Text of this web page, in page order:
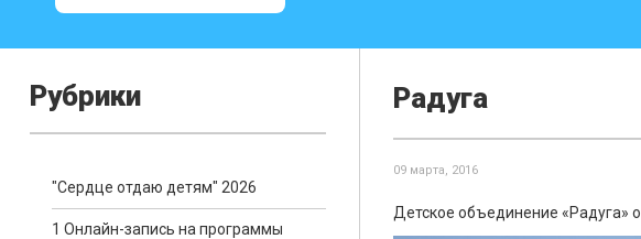
Рубрики
"Сердце отдаю детям" 2026
1 Онлайн-запись на программы
Радуга
09 марта, 2016
Детское объединение «Радуга»